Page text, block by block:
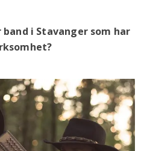
i Stavanger som har